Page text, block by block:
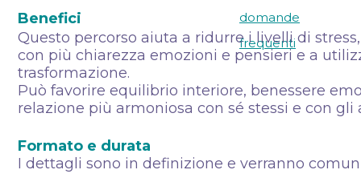
domande
frequenti
Benefici
Questo percorso aiuta a ridurre i livelli di
con più chiarezza emozioni e pensieri e a
trasformazione.
Può favorire equilibrio interiore, benessere
relazione più armoniosa con sé stessi e con gli
Formato e durata
I dettagli sono in definizione e verranno